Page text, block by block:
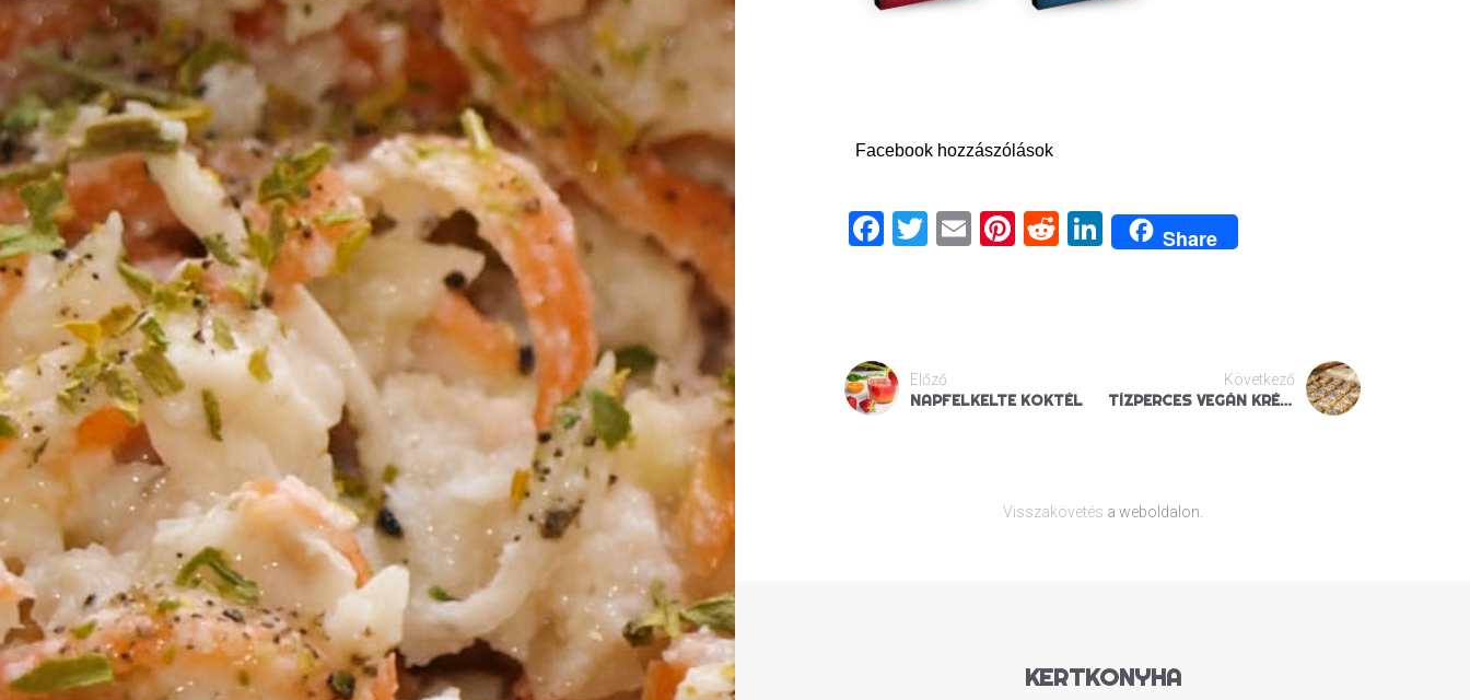
Facebook hozzászólások
Facebook
Twitter
EmailPinterest
RedditLinkedIn
Share
Előző
NAPFELKELTE KOKTÉL
Következő
TÍZPERCES VEGÁN KRÉKER
Visszakövetés a weboldalon.
KERTKONYHA